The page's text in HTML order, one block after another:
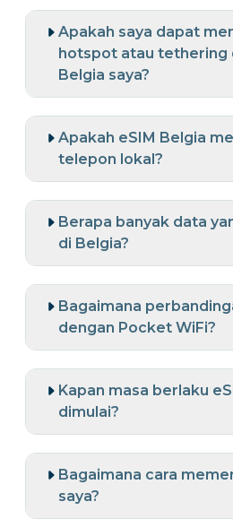
Apakah saya dapat
hotspot atau tethering
Belgia saya?
Apakah eSIM Belgia
telepon lokal?
Berapa banyak data
di Belgia?
Bagaimana
dengan Pocket WiFi?
Kapan masa berlaku
dimulai?
Bagaimana cara
saya?